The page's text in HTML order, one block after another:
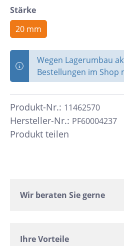
Stärke
20 mm
Wegen Lagerumbau
Bestellungen im Shop
Hersteller-Nr.: PF60004237
Produkt-Nr.: 11462570
Produkt teilen
Wir beraten Sie gerne
Ihre Vorteile